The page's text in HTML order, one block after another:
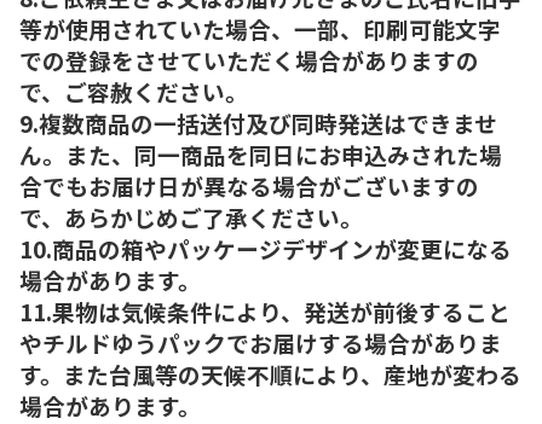
等が使用されていた場合、一部、印刷可能文字
での登録をさせていただく場合がありますの
で、ご容赦ください。
9.複数商品の一括送付及び同時発送はできませ
ん。また、同一商品を同日にお申込みされた場
合でもお届け日が異なる場合がございますの
で、あらかじめご了承ください。
10.商品の箱やパッケージデザインが変更になる
場合があります。
11.果物は気候条件により、発送が前後すること
やチルドゆうパックでお届けする場合がありま
す。また台風等の天候不順により、産地が変わる
場合があります。